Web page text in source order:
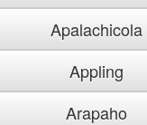
Apalachicola
Appling
Arapaho